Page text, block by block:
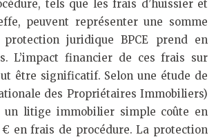
tels que les frais d’huissier et
peuvent représenter une somme
juridique BPCE prend en
L’impact financier de ces frais sur
être significatif. Selon une étude de
des Propriétaires Immobiliers)
un litige immobilier simple coûte en
en frais de procédure. La protection